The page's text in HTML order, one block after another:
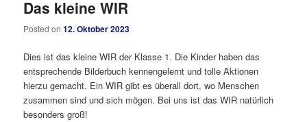
Das kleine WIR
Posted on12. Oktober 2023
Dies ist das kleine WIR der Klasse 1. Die Kinder haben das
entsprechende Bilderbuch kennengelernt und tolle Aktionen
hierzu gemacht. Ein WIR gibt es überall dort, wo Menschen
zusammen sind und sich mögen. Bei uns ist das WIR natürlich
besonders groß!